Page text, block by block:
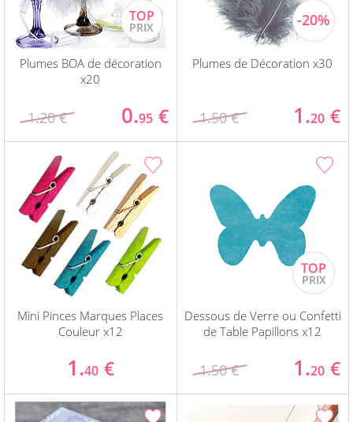
Plumes BOA de décoration
x20
1.20 € 0.95 €
Plumes de Décoration x30
1.50 € 1.20 €
Mini Pinces Marques Places
Couleur x12
1.40 €
Dessous de Verre ou Confetti
de Table Papillons x12
1.50 € 1.20 €